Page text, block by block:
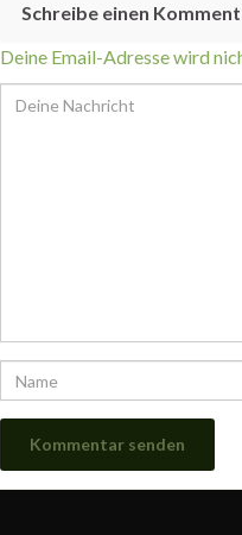
Schreibe einen
Deine Email-Adresse wird